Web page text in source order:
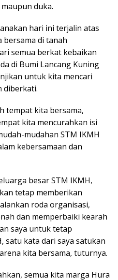
duka.
hari ini terjalin atas
bersama di tanah
semua berkat kebaikan
di Bumi Lancang Kuning
untuk kita mencari
diberkati.
tempat kita bersama,
kita mencurahkan isi
mudahan STM IKMH
kebersamaan dan
besar STM IKMH,
tetap memberikan
roda organisasi,
dan memperbaiki kearah
saya untuk tetap
satu kata dari saya satukan
kita bersama, tuturnya.
semua kita marga Hura